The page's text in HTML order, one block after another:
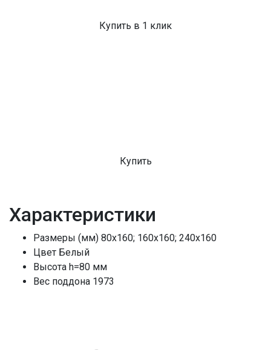
Купить в 1 клик
Купить
Характеристики
Размеры (мм) 80х160; 160х160; 240х160
Цвет Белый
Высота h=80 мм
Вес поддона 1973